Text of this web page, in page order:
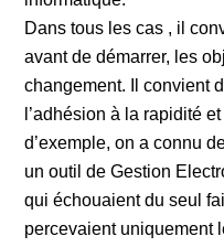
Dans tous les cas , il
avant de démarrer, les
changement. Il convient
l’adhésion à la rapidité
d’exemple, on a connu
un outil de Gestion
qui échouaient du seul
percevaient uniquement